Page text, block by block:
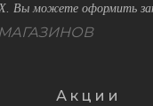
Вы можете оформить
МАГАЗИНОВ
Акции